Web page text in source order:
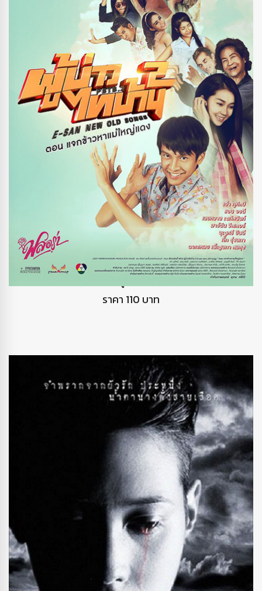
ราคา 110 บาท